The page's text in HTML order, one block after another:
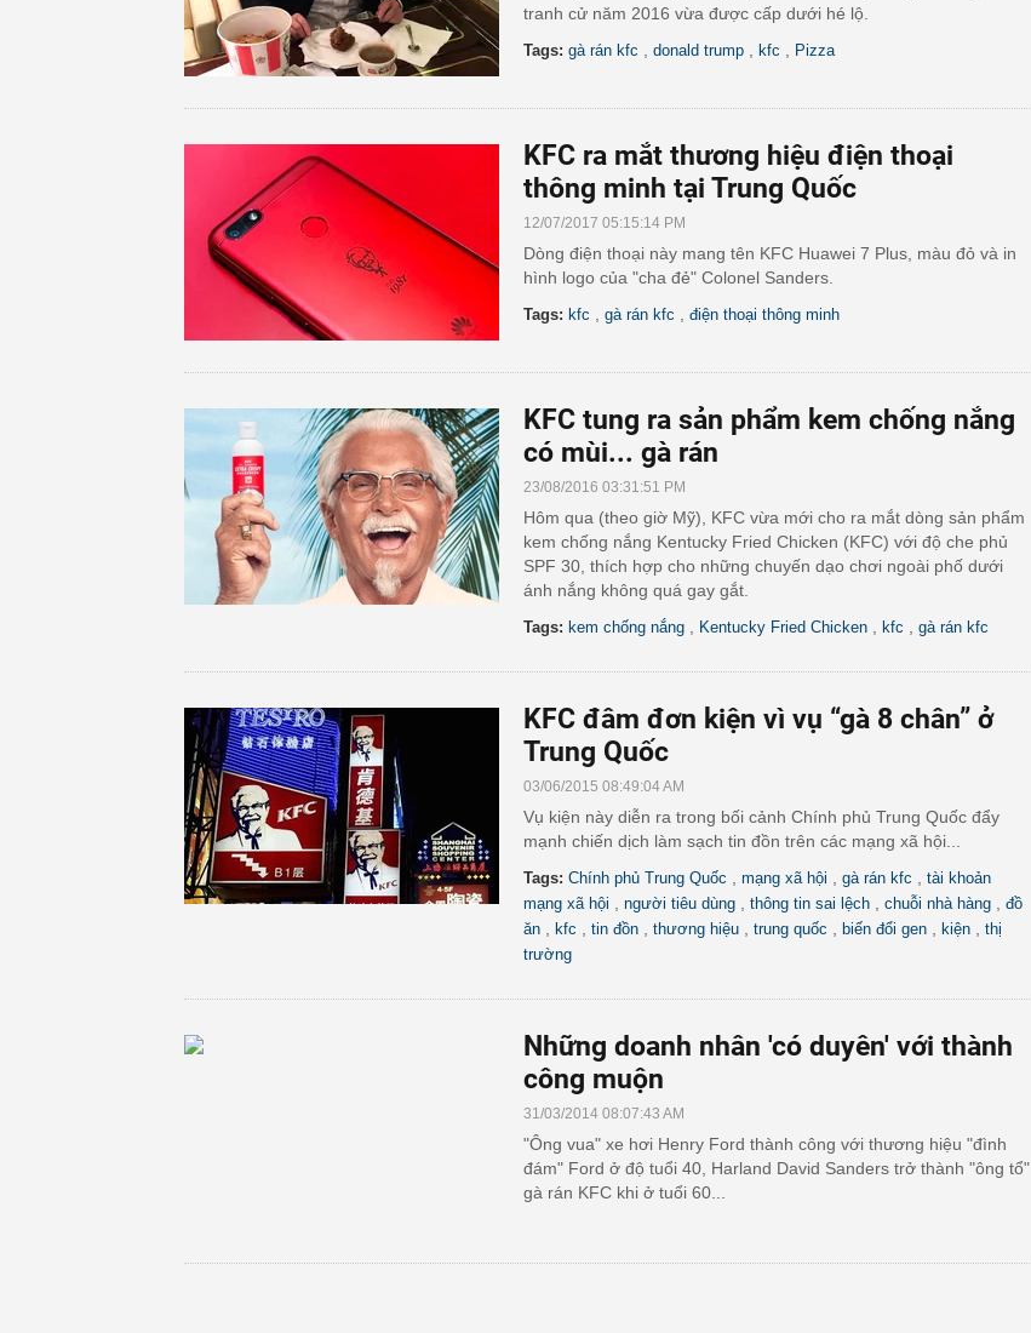
tranh cử năm 2016 vừa được cấp dưới hé lộ.
Tags: gà rán kfc donald trump kfc Pizza
KFC ra mắt thương hiệu điện thoại
thông minh tại Trung Quốc
12/07/2017 05:15:14 PM
Dòng điện thoại này mang tên KFC Huawei 7 Plus, màu đỏ và in
hình logo của "cha đẻ" Colonel Sanders.
Tags: kfc gà rán kfc điện thoại thông minh
KFC tung ra sản phẩm kem chống nắng
có mùi... gà rán
23/08/2016 03:31:51 PM
Hôm qua (theo giờ Mỹ), KFC vừa mới cho ra mắt dòng sản phẩm
kem chống nắng Kentucky Fried Chicken (KFC) với độ che phủ
SPF 30, thích hợp cho những chuyến dạo chơi ngoài phố dưới
ánh nắng không quá gay gắt.
Tags: kem chống nắng Kentucky Fried Chicken kfc gà rán kfc
KFC đâm đơn kiện vì vụ “gà 8 chân” ở
Trung Quốc
03/06/2015 08:49:04 AM
Vụ kiện này diễn ra trong bối cảnh Chính phủ Trung Quốc đẩy
mạnh chiến dịch làm sạch tin đồn trên các mạng xã hội...
Tags: Chính phủ Trung Quốc mạng xã hội gà rán kfc
tài khoản
mạng xã hội
người tiêu dùng thông tin sai lệch chuỗi nhà hàng
đồ
ăn
kfc tin đồn thương hiệu trung quốc biến đổi gen kiện
thị
trường
Những doanh nhân 'có duyên' với thành
công muộn
31/03/2014 08:07:43 AM
"Ông vua" xe hơi Henry Ford thành công với thương hiệu "đình
đám" Ford ở độ tuổi 40, Harland David Sanders trở thành "ông tổ"
gà rán KFC khi ở tuổi 60...